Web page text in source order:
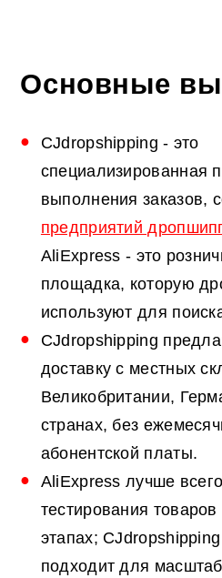
Основные
CJdropshipping - это
специализированная
выполнения заказов,
предприятий
AliExpress - это
площадка, которую
используют для
CJdropshipping
доставку с местных
Великобритании,
странах, без
абонентской платы.
AliExpress лучше
тестирования
этапах;
подходит для